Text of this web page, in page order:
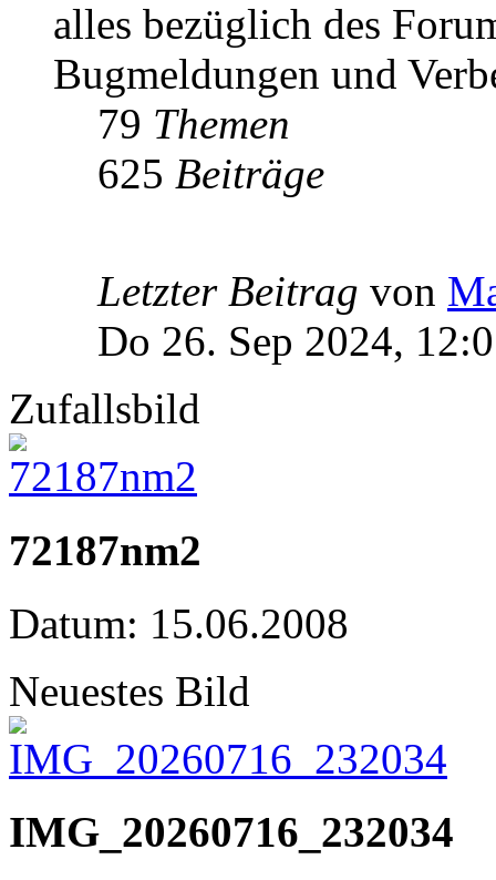
alles bezüglich des
Bugmeldungen und
79 Themen
625 Beiträge
Letzter Beitrag von
Do 26. Sep 2024,
Zufallsbild
72187nm2
Datum: 15.06.2008
Neuestes Bild
IMG_20260716_232034